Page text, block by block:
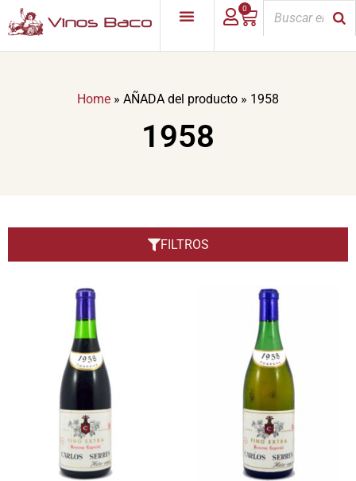
0
Home » AÑADA del producto » 1958
1958
FILTROS